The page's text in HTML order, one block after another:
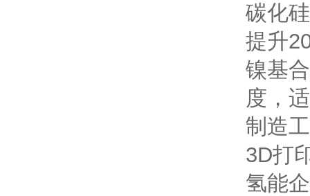
碳化
提升
镍基
度，
制造
3D打
氢能